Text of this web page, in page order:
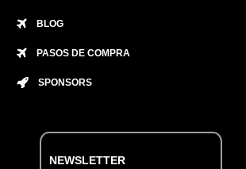
BLOG
PASOS DE COMPRA
SPONSORS
NEWSLETTER